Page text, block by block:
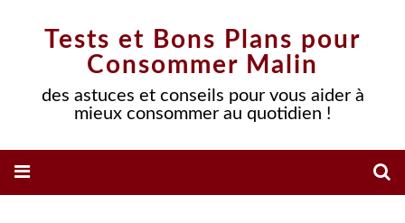
Tests et Bons Plans pour
Consommer Malin
des astuces et conseils pour vous aider à
mieux consommer au quotidien !